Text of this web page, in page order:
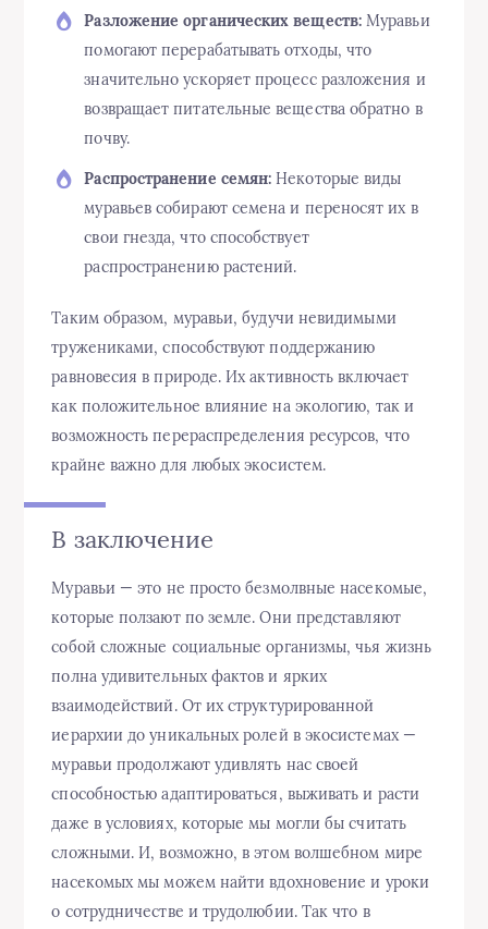
Разложение органических веществ:Муравьи
помогают перерабатывать отходы, что
значительно ускоряет процесс разложения и
возвращает питательные вещества обратно в
почву.
Распространение семян: Некоторые виды
муравьев собирают семена и переносят их в
свои гнезда, что способствует
распространению растений.
Таким образом, муравьи, будучи невидимыми
тружениками, способствуют поддержанию
равновесия в природе. Их активность включает
как положительное влияние на экологию, так и
возможность перераспределения ресурсов, что
крайне важно для любых экосистем.
В заключение
Муравьи — это не просто безмолвные насекомые,
которые ползают по земле. Они представляют
собой сложные социальные организмы, чья жизнь
полна удивительных фактов и ярких
взаимодействий. От их структурированной
иерархии до уникальных ролей в экосистемах —
муравьи продолжают удивлять нас своей
способностью адаптироваться, выживать и расти
даже в условиях, которые мы могли бы считать
сложными. И, возможно, в этом волшебном мире
насекомых мы можем найти вдохновение и уроки
о сотрудничестве и трудолюбии. Так что в